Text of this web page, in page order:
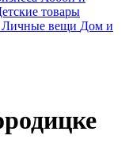
товары
Личные вещи Дом и